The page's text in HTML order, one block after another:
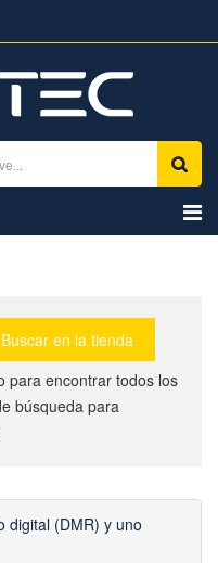
para encontrar todos los
búsqueda para
digital (DMR) y uno